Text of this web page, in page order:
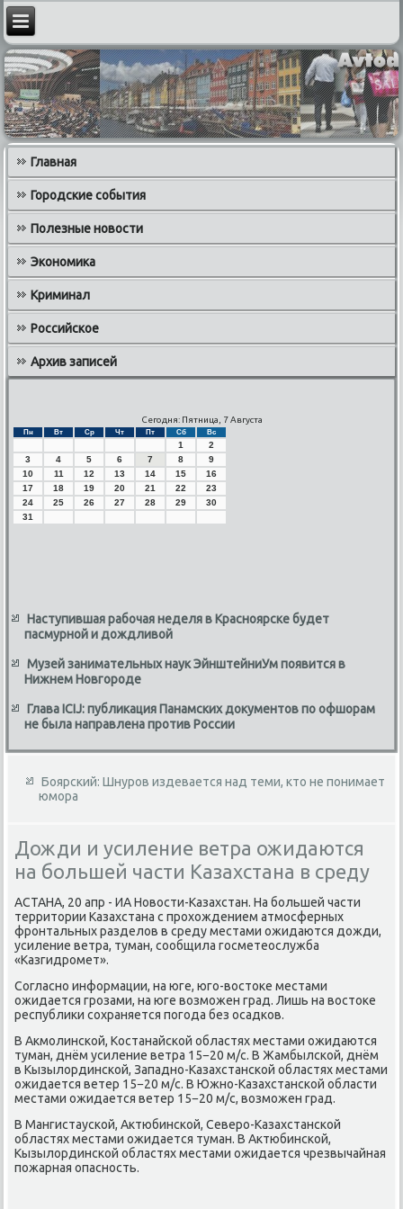
Главная
Городские события
Полезные новости
Экономика
Криминал
Российское
Архив записей
Сегодня: Пятница, 7 Августа
Пн Вт Ср Чт Пт Сб Вс
1
2
3
4 5 6 7 8
9
10
11 12 13 14 15
16
17
18 19 20 21 22
23
24
25 26 27 28 29
30
31
Наступившая рабочая неделя в Красноярске будет
пасмурной и дождливой
Музей занимательных наук ЭйнштейниУм появится в
Нижнем Новгороде
Глава ICIJ: публикация Панамских документов по офшорам
не была направлена против России
Боярский: Шнуров издевается над теми, кто не понимает
юмора
Дожди и усиление ветра ожидаются
на большей части Казахстана в среду
АСТАНА, 20 апр - ИА Новости-Казахстан. На большей части
территории Казахстана с прохождением атмосферных
фронтальных разделов в среду местами ожидаются дожди,
усиление ветра, туман, сообщила госметеослужба
«Казгидромет».
Согласно информации, на юге, юго-востоке местами
ожидается грозами, на юге возможен град. Лишь на востоке
республики сохраняется погода без осадков.
В Акмолинской, Костанайской областях местами ожидаются
туман, днём усиление ветра 15−20 м/с. В Жамбылской, днём
в Кызылординской, Западно-Казахстанской областях местами
ожидается ветер 15−20 м/с. В Южно-Казахстанской области
местами ожидается ветер 15−20 м/с, возможен град.
В Мангистауской, Актюбинской, Северо-Казахстанской
областях местами ожидается туман. В Актюбинской,
Кызылординской областях местами ожидается чрезвычайная
пожарная опасность.